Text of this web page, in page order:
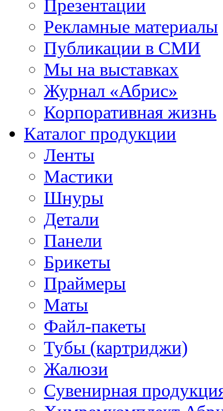
Презентации
Рекламные материалы
Публикации в СМИ
Мы на выставках
Журнал «Абрис»
Корпоративная жизнь
Каталог продукции
Ленты
Мастики
Шнуры
Детали
Панели
Брикеты
Праймеры
Маты
Файл-пакеты
Тубы (картриджи)
Жалюзи
Сувенирная